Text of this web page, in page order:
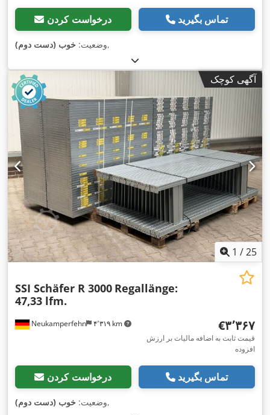
درخواست کردن تماس بگیرید
وضعیت: خوب (دست دوم) ,
آگهی کوچک
1 /25
Neukamperfehn ۴٬۳۱۹ km
SSI Schäfer R 3000 Regallänge:
47,33 lfm.
‎€۳٬۳۶۷
قیمت ثابت به اضافه مالیات بر ارزش
افزوده
درخواست کردن تماس بگیرید
وضعیت: خوب (دست دوم) ,